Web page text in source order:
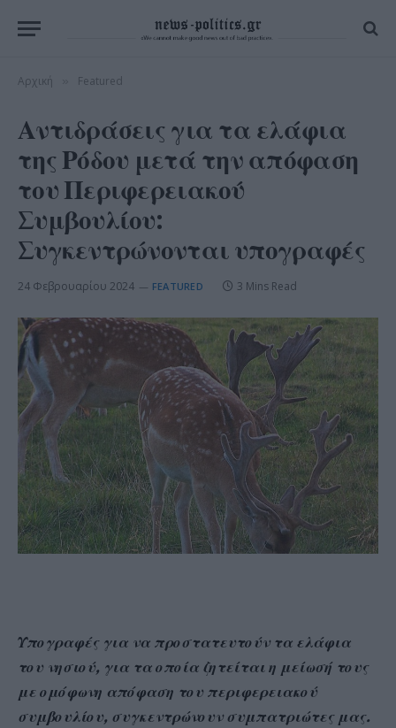
Αρχική Featured
Αντιδράσεις για τα ελάφια
της Ρόδου μετά την απόφαση
του Περιφερειακού
Συμβουλίου:
Συγκεντρώνονται υπογραφές
24 Φεβρουαρίου 2024 FEATURED 3 Mins Read
Υπογραφές για να προστατευτούν τα ελάφια
του νησιού, για τα οποία ζητείται η μείωσή τους
με ομόφωνη απόφαση του περιφερειακού
συμβουλίου, συγκεντρώνουν συμπατριώτες μας.